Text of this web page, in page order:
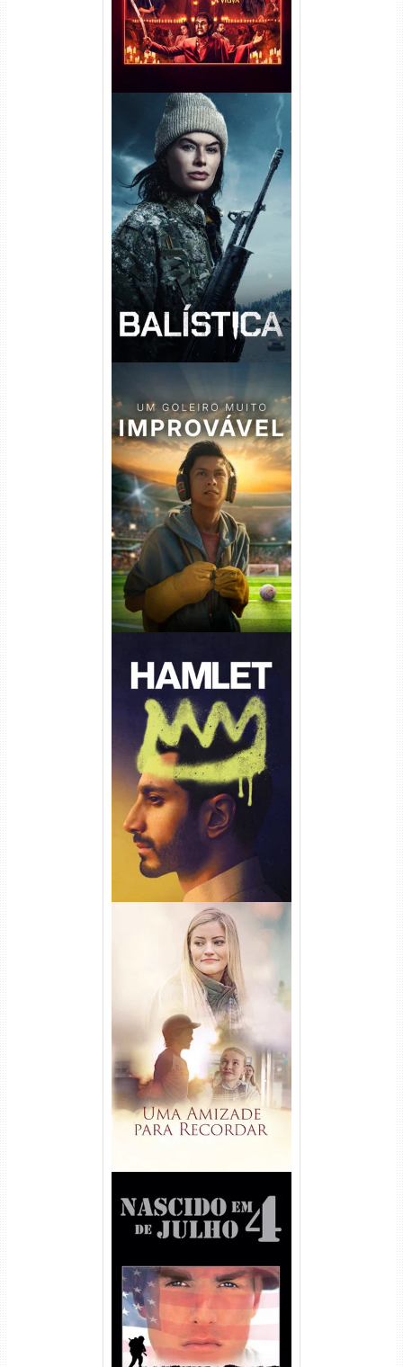
Balística Torrent (2025) WEB-
DL 1080p Dual Áudio
Um Goleiro Muito Improvável
Torrent (2026) WEB-DL 1080p
Dual Áudio
Hamlet Torrent (2026) WEB-
DL 1080p Dual Áudio
Uma Amizade para Recordar
Torrent (2025) WEB-DL 1080p
Dual Áudio
Nascido em 4 de Julho
Torrent (1989) WEB-DL 1080p
Dual Áudio